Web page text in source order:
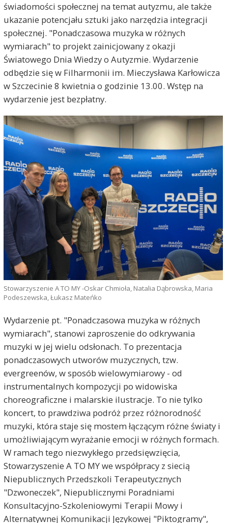
świadomości społecznej na temat autyzmu, ale także
ukazanie potencjału sztuki jako narzędzia integracji
społecznej. "Ponadczasowa muzyka w różnych
wymiarach" to projekt zainicjowany z okazji
Światowego Dnia Wiedzy o Autyzmie. Wydarzenie
odbędzie się w Filharmonii im. Mieczysława Karłowicza
w Szczecinie 8 kwietnia o godzinie 13.00. Wstęp na
wydarzenie jest bezpłatny.
Stowarzyszenie A TO MY -Oskar Chmioła, Natalia Dąbrowska, Maria
Podeszewska, Łukasz Mateńko
Wydarzenie pt. "Ponadczasowa muzyka w różnych
wymiarach", stanowi zaproszenie do odkrywania
muzyki w jej wielu odsłonach. To prezentacja
ponadczasowych utworów muzycznych, tzw.
evergreenów, w sposób wielowymiarowy - od
instrumentalnych kompozycji po widowiska
choreograficzne i malarskie ilustracje. To nie tylko
koncert, to prawdziwa podróż przez różnorodność
muzyki, która staje się mostem łączącym różne światy i
umożliwiającym wyrażanie emocji w różnych formach.
W ramach tego niezwykłego przedsięwzięcia,
Stowarzyszenie A TO MY we współpracy z siecią
Niepublicznych Przedszkoli Terapeutycznych
"Dzwoneczek", Niepublicznymi Poradniami
Konsultacyjno-Szkoleniowymi Terapii Mowy i
Alternatywnej Komunikacji Językowej "Piktogramy",